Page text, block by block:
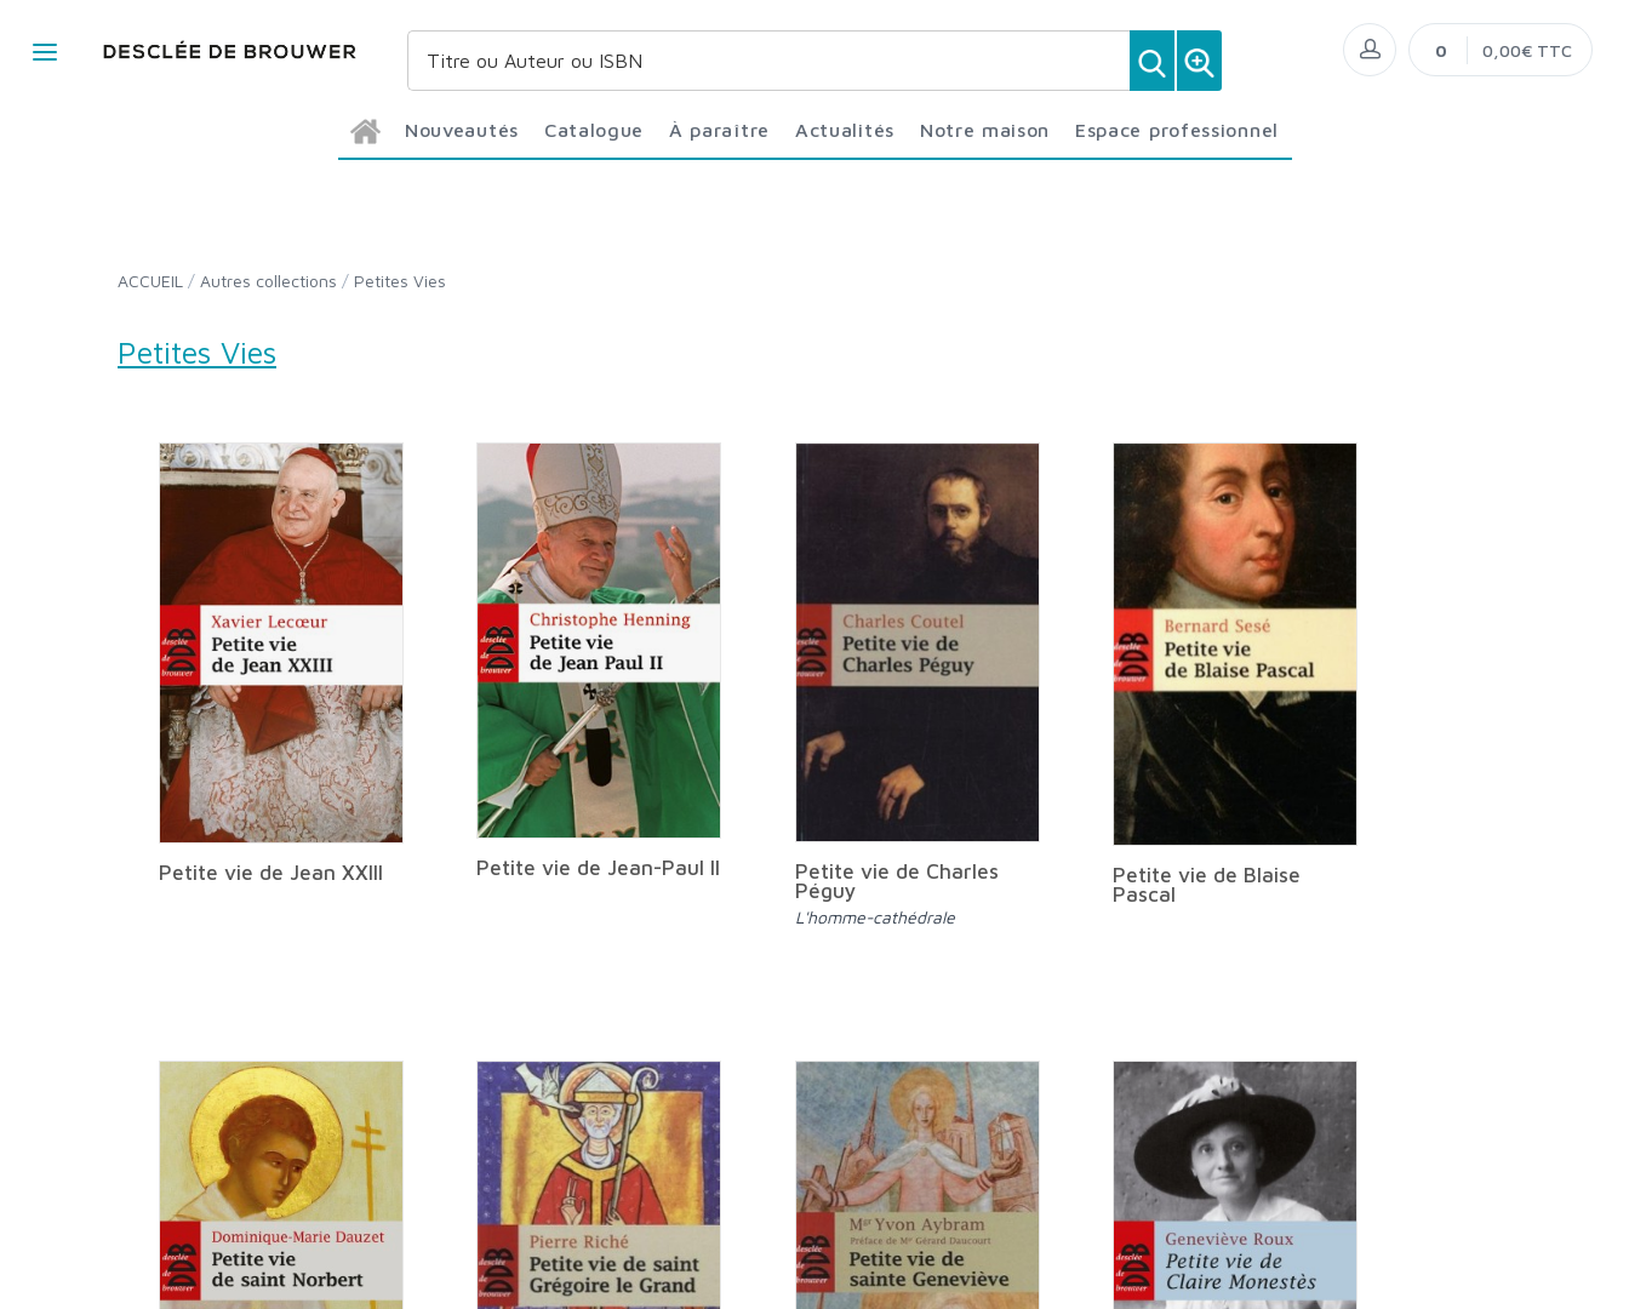
Nouveautés Catalogue À paraître Actualités Notre maison Espace professionnel
0 0,00€ TTC
ACCUEIL / Autres collections / Petites Vies
Petites Vies
Petite vie de Jean XXIII Petite vie de Jean-Paul II
Petite vie de Charles
Péguy
L'homme-cathédrale
Petite vie de Blaise
Pascal